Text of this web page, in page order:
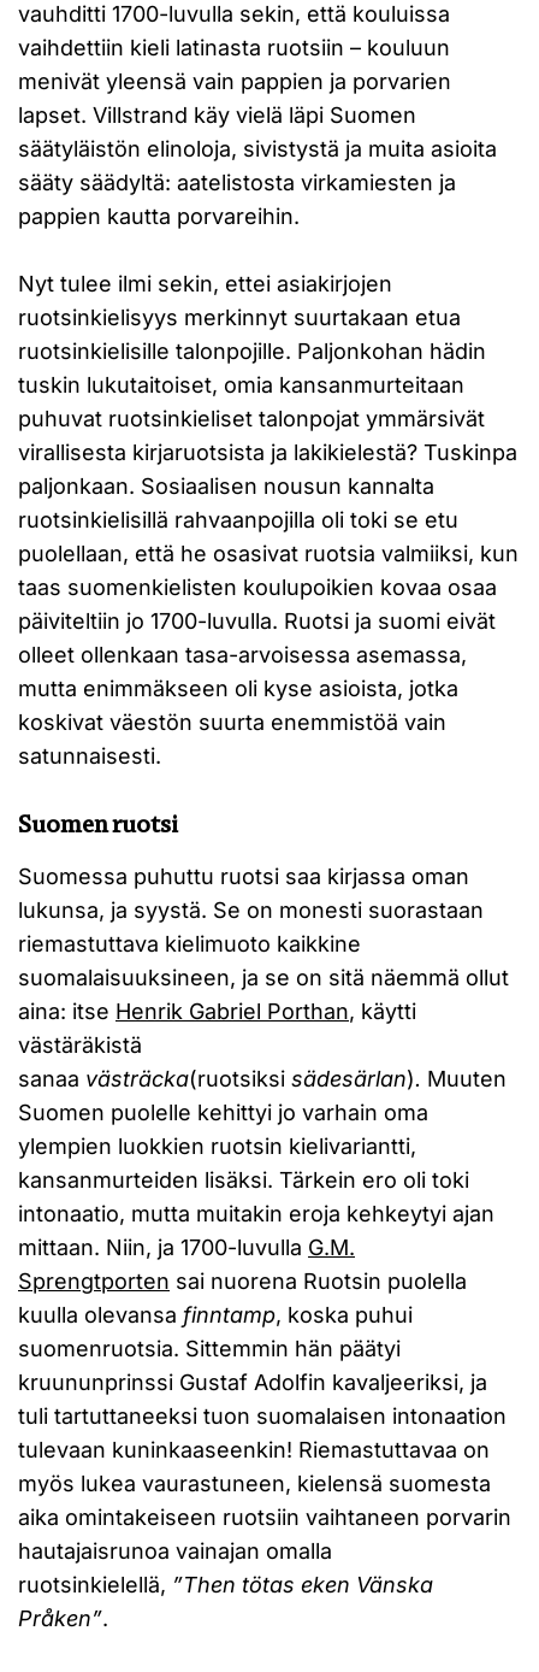
vauhditti 1700-luvulla sekin, että kouluissa
vaihdettiin kieli latinasta ruotsiin – kouluun
menivät yleensä vain pappien ja porvarien
lapset. Villstrand käy vielä läpi Suomen
säätyläistön elinoloja, sivistystä ja muita asioita
sääty säädyltä: aatelistosta virkamiesten ja
pappien kautta porvareihin.
Nyt tulee ilmi sekin, ettei asiakirjojen
ruotsinkielisyys merkinnyt suurtakaan etua
ruotsinkielisille talonpojille. Paljonkohan hädin
tuskin lukutaitoiset, omia kansanmurteitaan
puhuvat ruotsinkieliset talonpojat ymmärsivät
virallisesta kirjaruotsista ja lakikielestä? Tuskinpa
paljonkaan. Sosiaalisen nousun kannalta
ruotsinkielisillä rahvaanpojilla oli toki se etu
puolellaan, että he osasivat ruotsia valmiiksi, kun
taas suomenkielisten koulupoikien kovaa osaa
päiviteltiin jo 1700-luvulla. Ruotsi ja suomi eivät
olleet ollenkaan tasa-arvoisessa asemassa,
mutta enimmäkseen oli kyse asioista, jotka
koskivat väestön suurta enemmistöä vain
satunnaisesti.
Suomen ruotsi
Suomessa puhuttu ruotsi saa kirjassa oman
lukunsa, ja syystä. Se on monesti suorastaan
riemastuttava kielimuoto kaikkine
suomalaisuuksineen, ja se on sitä näemmä ollut
aina: itse Henrik Gabriel Porthan, käytti
västäräkistä
sanaa västräcka(ruotsiksi sädesärlan). Muuten
Suomen puolelle kehittyi jo varhain oma
ylempien luokkien ruotsin kielivariantti,
kansanmurteiden lisäksi. Tärkein ero oli toki
intonaatio, mutta muitakin eroja kehkeytyi ajan
mittaan. Niin, ja 1700-luvulla G.M.
Sprengtporten sai nuorena Ruotsin puolella
kuulla olevansa finntamp, koska puhui
suomenruotsia. Sittemmin hän päätyi
kruununprinssi Gustaf Adolfin kavaljeeriksi, ja
tuli tartuttaneeksi tuon suomalaisen intonaation
tulevaan kuninkaaseenkin! Riemastuttavaa on
myös lukea vaurastuneen, kielensä suomesta
aika omintakeiseen ruotsiin vaihtaneen porvarin
hautajaisrunoa vainajan omalla
ruotsinkielellä, ”Then tötas eken Vänska
Pråken”.